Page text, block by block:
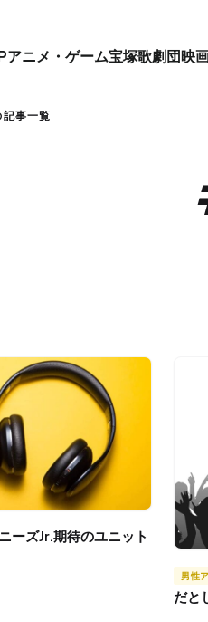
アニメ・ゲーム宝塚歌劇団映
事一覧
男性
だと